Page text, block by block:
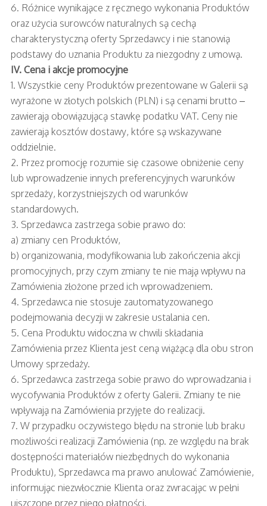
6. Różnice wynikające z ręcznego wykonania Produktów
oraz użycia surowców naturalnych są cechą
charakterystyczną oferty Sprzedawcy i nie stanowią
podstawy do uznania Produktu za niezgodny z umową.
IV. Cena i akcje promocyjne
1. Wszystkie ceny Produktów prezentowane w Galerii są
wyrażone w złotych polskich (PLN) i są cenami brutto –
zawierają obowiązującą stawkę podatku VAT. Ceny nie
zawierają kosztów dostawy, które są wskazywane
oddzielnie.
2. Przez promocję rozumie się czasowe obniżenie ceny
lub wprowadzenie innych preferencyjnych warunków
sprzedaży, korzystniejszych od warunków
standardowych.
3. Sprzedawca zastrzega sobie prawo do:
a) zmiany cen Produktów,
b) organizowania, modyfikowania lub zakończenia akcji
promocyjnych, przy czym zmiany te nie mają wpływu na
Zamówienia złożone przed ich wprowadzeniem.
4. Sprzedawca nie stosuje zautomatyzowanego
podejmowania decyzji w zakresie ustalania cen.
5. Cena Produktu widoczna w chwili składania
Zamówienia przez Klienta jest ceną wiążącą dla obu stron
Umowy sprzedaży.
6. Sprzedawca zastrzega sobie prawo do wprowadzania i
wycofywania Produktów z oferty Galerii. Zmiany te nie
wpływają na Zamówienia przyjęte do realizacji.
7. W przypadku oczywistego błędu na stronie lub braku
możliwości realizacji Zamówienia (np. ze względu na brak
dostępności materiałów niezbędnych do wykonania
Produktu), Sprzedawca ma prawo anulować Zamówienie,
informując niezwłocznie Klienta oraz zwracając w pełni
uiszczone przez niego płatności.